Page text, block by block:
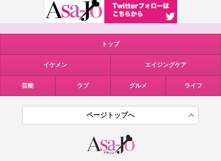
トップ
イケメン エイジングケア
芸能 ラブ グルメ ライフ
ページトップへ